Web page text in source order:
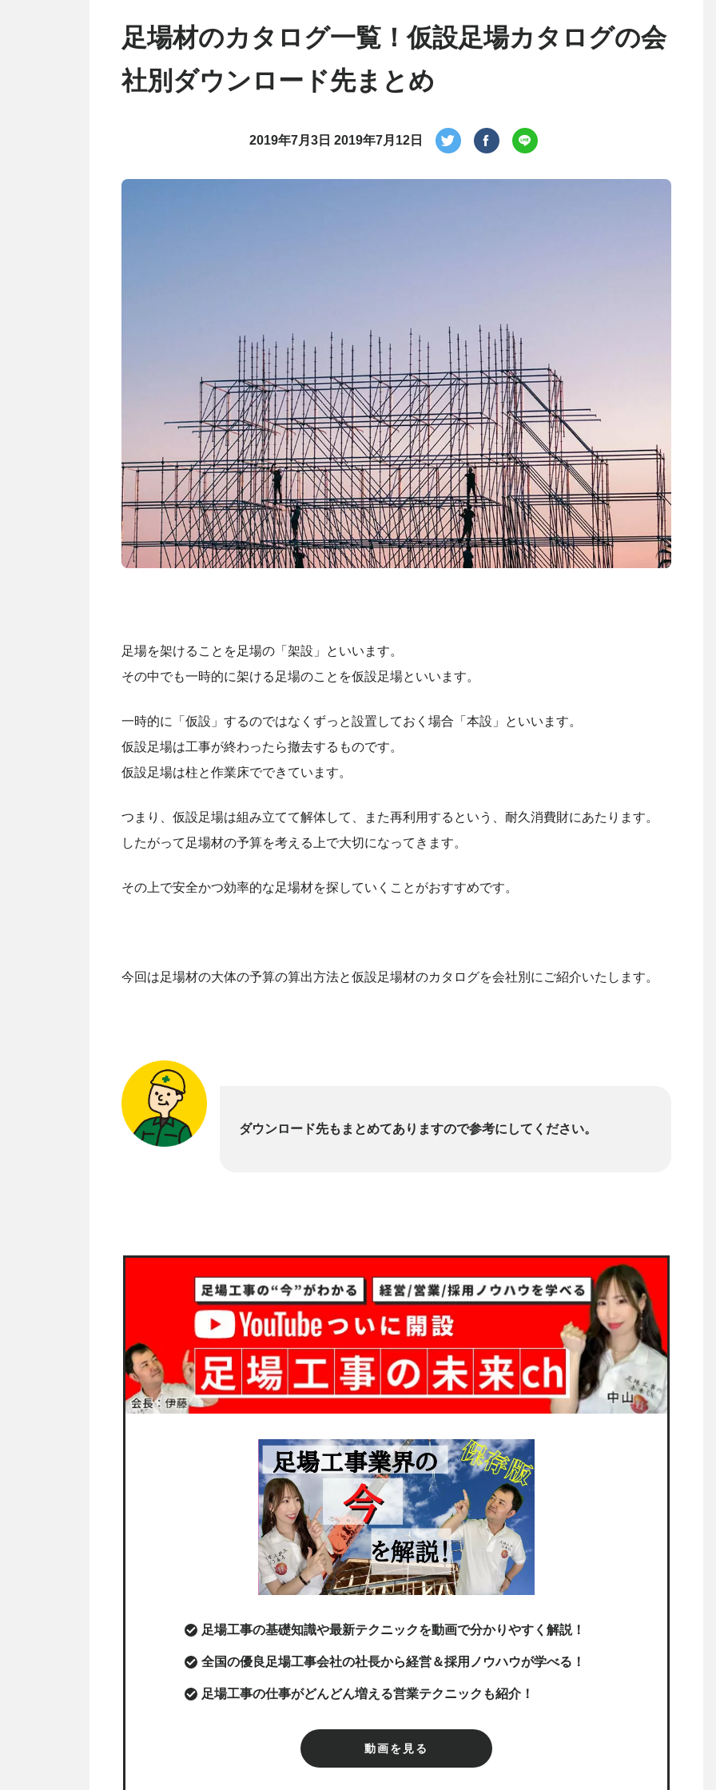
足場材のカタログ一覧！仮設足場カタログの会
社別ダウンロード先まとめ
2019年7月3日 2019年7月12日
足場を架けることを足場の「架設」といいます。
その中でも一時的に架ける足場のことを仮設足場といいます。
一時的に「仮設」するのではなくずっと設置しておく場合「本設」といいます。
仮設足場は工事が終わったら撤去するものです。
仮設足場は柱と作業床でできています。
つまり、仮設足場は組み立てて解体して、また再利用するという、耐久消費財にあたります。
したがって足場材の予算を考える上で大切になってきます。
その上で安全かつ効率的な足場材を探していくことがおすすめです。
今回は足場材の大体の予算の算出方法と仮設足場材のカタログを会社別にご紹介いたします。
ダウンロード先もまとめてありますので参考にしてください。
足場工事の基礎知識や最新テクニックを動画で分かりやすく解説！
全国の優良足場工事会社の社長から経営＆採用ノウハウが学べる！
足場工事の仕事がどんどん増える営業テクニックも紹介！
動画を見る